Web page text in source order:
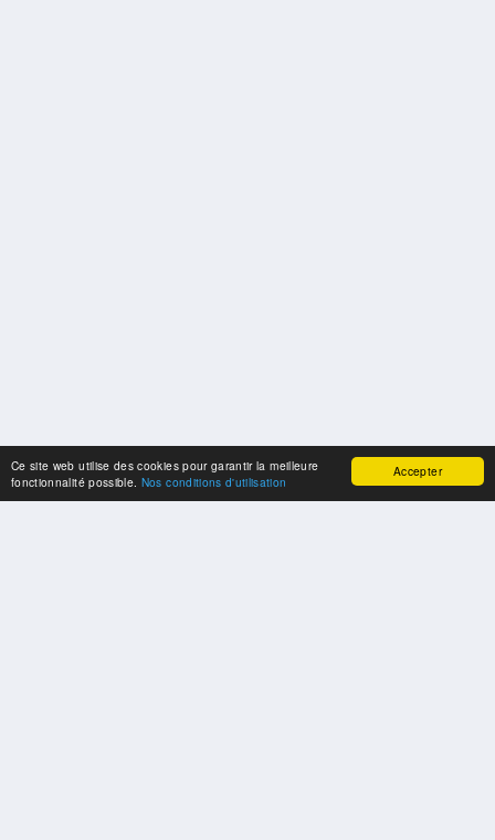
Accepter
Ce site web utilise des cookies pour garantir la meilleure
fonctionnalité possible. Nos conditions d'utilisation